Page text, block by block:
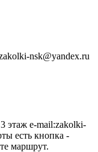
nsk@yandex.ru
этаж e-mail:zakolki-
есть кнопка -
маршрут.